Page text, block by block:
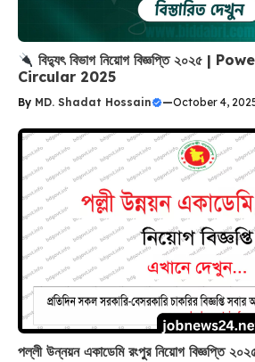
বিদ্যুৎ বিভাগ নিয়োগ বিজ্ঞপ্তি ২০২৫ |
Circular 2025
By MD. Shadat Hossain —October 4,
পল্লী উন্নয়ন একাডেমি রংপুর নিয়োগ